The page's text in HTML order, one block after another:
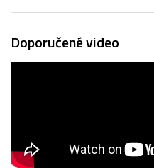
Doporučené video